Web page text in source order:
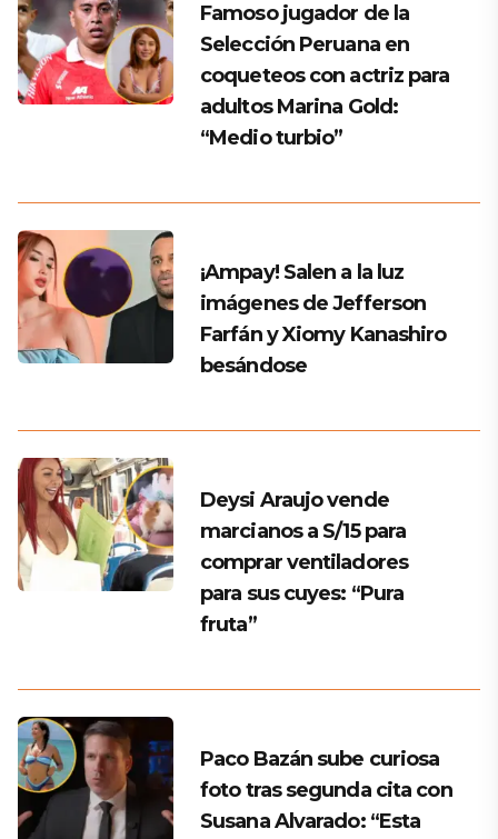
Famoso jugador de la
Selección Peruana en
coqueteos con actriz para
adultos Marina Gold:
“Medio turbio”
¡Ampay! Salen a la luz
imágenes de Jefferson
Farfán y Xiomy Kanashiro
besándose
Deysi Araujo vende
marcianos a S/15 para
comprar ventiladores
para sus cuyes: “Pura
fruta”
Paco Bazán sube curiosa
foto tras segunda cita con
Susana Alvarado: “Esta